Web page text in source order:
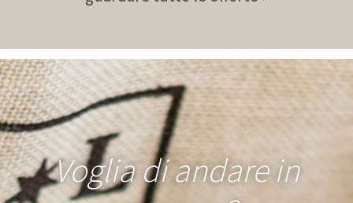
Voglia di andare in